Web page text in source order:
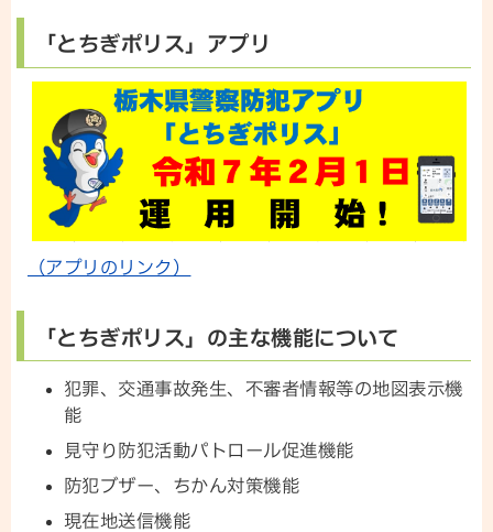
「とちぎポリス」アプリ
（アプリのリンク）
「とちぎポリス」の主な機能について
犯罪、交通事故発生、不審者情報等の地図表示機
能
見守り防犯活動パトロール促進機能
防犯ブザー、ちかん対策機能
現在地送信機能